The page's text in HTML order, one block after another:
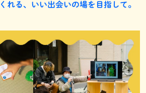
れる、いい出会いの場を目指して。